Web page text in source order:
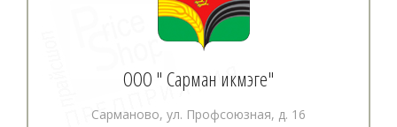
ООО " Сарман икмэге"
Сарманово, ул. Профсоюзная, д. 16